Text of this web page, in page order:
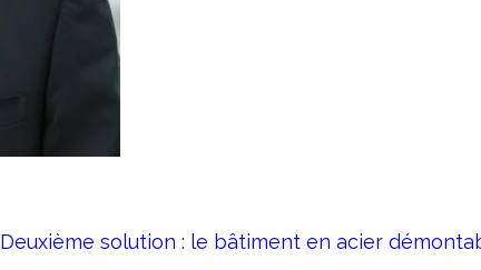
Deuxième solution : le bâtiment en acier